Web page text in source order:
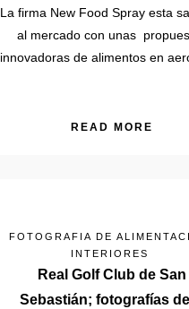
La firma New Food Spray esta
al mercado con unas
innovadoras de alimentos en
READ MORE
FOTOGRAFIA DE
INTERIORES
Real Golf Club de San
Sebastián; fotografías